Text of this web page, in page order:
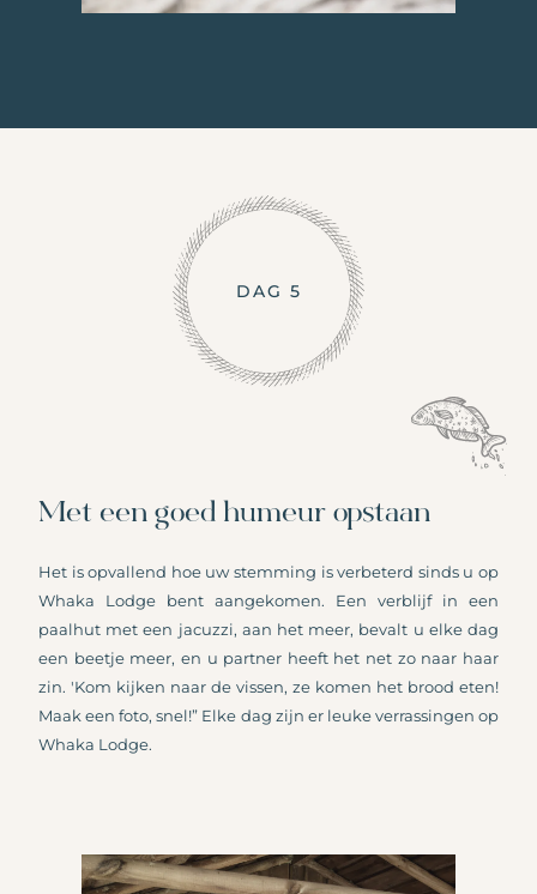
DAG 5
Met een goed humeur opstaan
Het is opvallend hoe uw stemming is verbeterd sinds u op
Whaka Lodge bent aangekomen. Een verblijf in een
paalhut met een jacuzzi, aan het meer, bevalt u elke dag
een beetje meer, en u partner heeft het net zo naar haar
zin. 'Kom kijken naar de vissen, ze komen het brood eten!
Maak een foto, snel!” Elke dag zijn er leuke verrassingen op
Whaka Lodge.